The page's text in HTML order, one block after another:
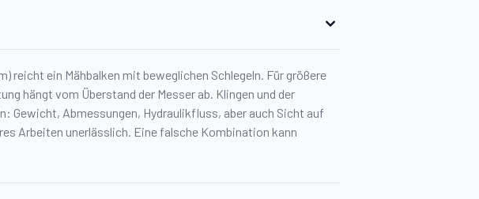
reicht ein Mähbalken mit beweglichen Schlegeln. Für größere
hängt vom Überstand der Messer ab. Klingen und der
Gewicht, Abmessungen, Hydraulikfluss, aber auch Sicht auf
Arbeiten unerlässlich. Eine falsche Kombination kann